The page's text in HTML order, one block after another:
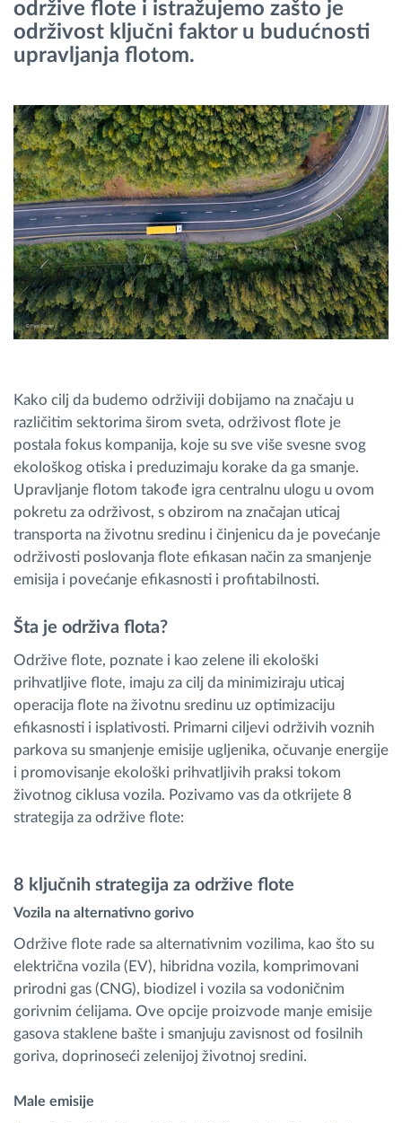
Planiranje i nadgledanje rute
Otkrijte sve funkcije
Kako rešavamo sve aktivnosti voznog parka
Kalkulator uštede
održive flote i istražujemo zašto je
održivost ključni faktor u budućnosti
upravljanja flotom.
Kako cilj da budemo održiviji dobijamo na značaju u
različitim sektorima širom sveta, održivost flote je
postala fokus kompanija, koje su sve više svesne svog
ekološkog otiska i preduzimaju korake da ga smanje.
Upravljanje flotom takođe igra centralnu ulogu u ovom
pokretu za održivost, s obzirom na značajan uticaj
transporta na životnu sredinu i činjenicu da je povećanje
održivosti poslovanja flote efikasan način za smanjenje
emisija i povećanje efikasnosti i profitabilnosti.
Šta je održiva flota?
Održive flote, poznate i kao zelene ili ekološki
prihvatljive flote, imaju za cilj da minimiziraju uticaj
operacija flote na životnu sredinu uz optimizaciju
efikasnosti i isplativosti. Primarni ciljevi održivih voznih
parkova su smanjenje emisije ugljenika, očuvanje energije
i promovisanje ekološki prihvatljivih praksi tokom
životnog ciklusa vozila. Pozivamo vas da otkrijete 8
strategija za održive flote:
8 ključnih strategija za održive flote
Vozila na alternativno gorivo
Održive flote rade sa alternativnim vozilima, kao što su
električna vozila (EV), hibridna vozila, komprimovani
prirodni gas (CNG), biodizel i vozila sa vodoničnim
gorivnim ćelijama. Ove opcije proizvode manje emisije
gasova staklene bašte i smanjuju zavisnost od fosilnih
goriva, doprinoseći zelenijoj životnoj sredini.
Male emisije